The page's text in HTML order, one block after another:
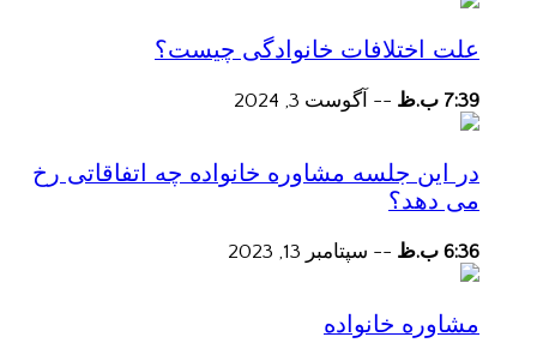
علت اختلافات خانوادگی چیست؟
7:39 ب.ظ -- آگوست 3, 2024
در این جلسه مشاوره خانواده چه اتفاقاتی رخ
می دهد؟
6:36 ب.ظ -- سپتامبر 13, 2023
مشاوره خانواده